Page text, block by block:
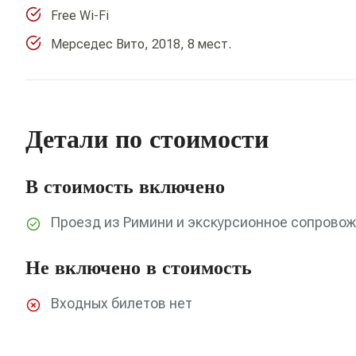
Free Wi-Fi
Мерседес Вито, 2018, 8 мест.
Детали по стоимости
В стоимость включено
Проезд из Римини и экскурсионное
Не включено в стоимость
Входных билетов нет